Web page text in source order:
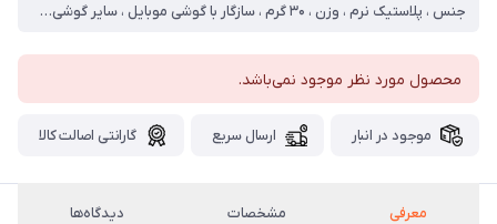
جنس ، پلاستیک نرم ، وزن ، ۳۰ گرم ، سازگار با گوشی موبایل ، سایر گوشی‌های موبایل ، ساختار ، شفاف ، سطح پوشش ، قاب پشتی ، لبه بالایی ، لبه پایینی ، لبه چپ ، لبه راست ، حفاظت از دکمه‌ها ، قابلیت‌های کیف و کاور ، مقاوم در برابر ضربه ، دسترسی آسان به درگاه ها ، لبه های برجسته برای محافظت دوربین ، مقاوم در برابر خط و خش
محصول مورد نظر موجود نمی‌باشد.
موجود در انبار ارسال سریع گارانتی اصالت کالا
معرفی مشخصات دیدگاه‌ها